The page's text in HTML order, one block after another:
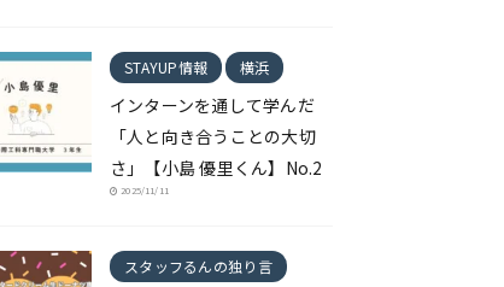
STAYUP情報 横浜
インターンを通して学んだ
「人と向き合うことの大切
さ」【小島 優里くん】No.2
2025/11/11
スタッフるんの独り言